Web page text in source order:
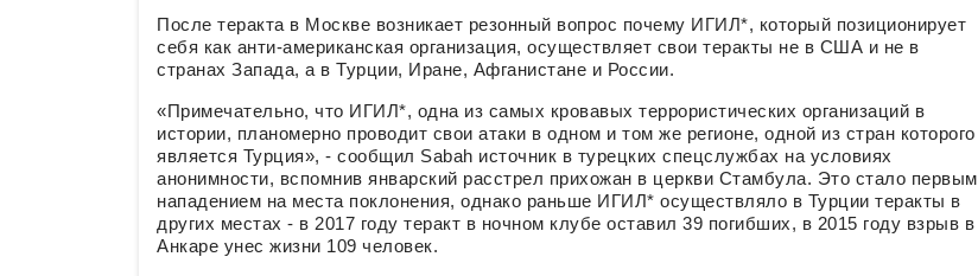
После теракта в Москве возникает резонный вопрос почему ИГИЛ*, который позиционирует
себя как анти-американская организация, осуществляет свои теракты не в США и не в
странах Запада, а в Турции, Иране, Афганистане и России.
«Примечательно, что ИГИЛ*, одна из самых кровавых террористических организаций в
истории, планомерно проводит свои атаки в одном и том же регионе, одной из стран которого
является Турция», - сообщил Sabah источник в турецких спецслужбах на условиях
анонимности, вспомнив январский расстрел прихожан в церкви Стамбула. Это стало первым
нападением на места поклонения, однако раньше ИГИЛ* осуществляло в Турции теракты в
других местах - в 2017 году теракт в ночном клубе оставил 39 погибших, в 2015 году взрыв в
Анкаре унес жизни 109 человек.